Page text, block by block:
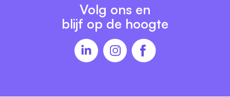
Volg ons en
blijf op de hoogte